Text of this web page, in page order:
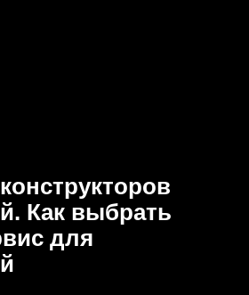
Как выбрать
для